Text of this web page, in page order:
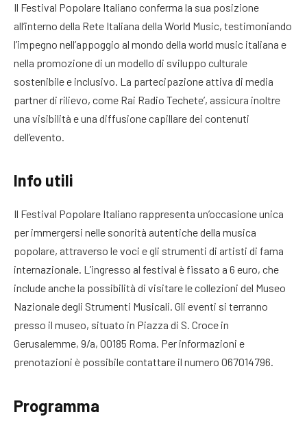
Il Festival Popolare Italiano conferma la sua posizione
all’interno della Rete Italiana della World Music, testimoniando
l’impegno nell’appoggio al mondo della world music italiana e
nella promozione di un modello di sviluppo culturale
sostenibile e inclusivo. La partecipazione attiva di media
partner di rilievo, come Rai Radio Techete’, assicura inoltre
una visibilità e una diffusione capillare dei contenuti
dell’evento.
Info utili
Il Festival Popolare Italiano rappresenta un’occasione unica
per immergersi nelle sonorità autentiche della musica
popolare, attraverso le voci e gli strumenti di artisti di fama
internazionale. L’ingresso al festival è fissato a 6 euro, che
include anche la possibilità di visitare le collezioni del Museo
Nazionale degli Strumenti Musicali. Gli eventi si terranno
presso il museo, situato in Piazza di S. Croce in
Gerusalemme, 9/a, 00185 Roma. Per informazioni e
prenotazioni è possibile contattare il numero 067014796.
Programma